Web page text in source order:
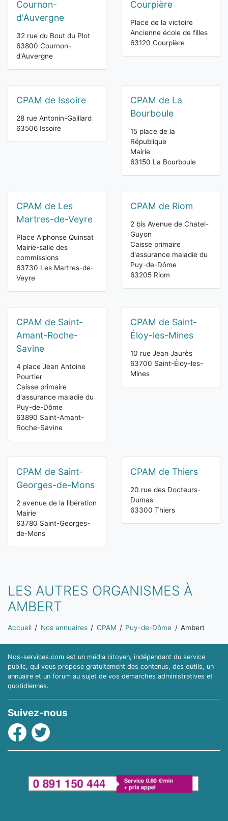
Cournon-
d'Auvergne
32 rue du Bout du Plot
63800 Cournon-
d'Auvergne
Courpière
Place de la victoire
Ancienne école de filles
63120 Courpière
CPAM de Issoire
28 rue Antonin-Gaillard
63506 Issoire
CPAM de La
Bourboule
15 place de la
République
Mairie
63150 La Bourboule
CPAM de Les
Martres-de-Veyre
Place Alphonse Quinsat
Mairie-salle des
commissions
63730 Les Martres-de-
Veyre
CPAM de Riom
2 bis Avenue de Chatel-
Guyon
Caisse primaire
d'assurance maladie du
Puy-de-Dôme
63205 Riom
CPAM de Saint-
Amant-Roche-
Savine
4 place Jean Antoine
Pourtier
Caisse primaire
d'assurance maladie du
Puy-de-Dôme
63890 Saint-Amant-
Roche-Savine
CPAM de Saint-
Éloy-les-Mines
10 rue Jean Jaurès
63700 Saint-Éloy-les-
Mines
CPAM de Saint-
Georges-de-Mons
2 avenue de la libération
Mairie
63780 Saint-Georges-
de-Mons
CPAM de Thiers
20 rue des Docteurs-
Dumas
63300 Thiers
LES AUTRES ORGANISMES À
AMBERT
Vous êtes ici:
Accueil Nos annuaires CPAM Puy-de-Dôme Ambert
Nos-services.com est un média citoyen, indépendant du service
public, qui vous propose gratuitement des contenus, des outils, un
annuaire et un forum au sujet de vos démarches administratives et
quotidiennes.
Suivez-nous
Facebook
Twitter